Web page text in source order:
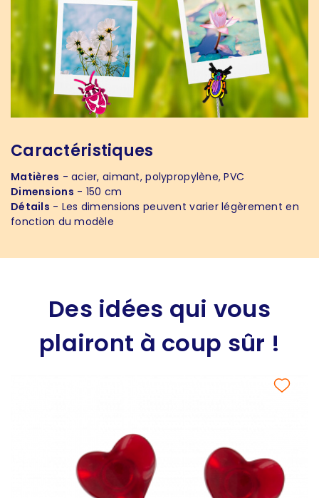
Caractéristiques
Matières - acier, aimant, polypropylène, PVC
Dimensions - 150 cm
Détails - Les dimensions peuvent varier légèrement en
fonction du modèle
Des idées qui vous
plairont à coup sûr !